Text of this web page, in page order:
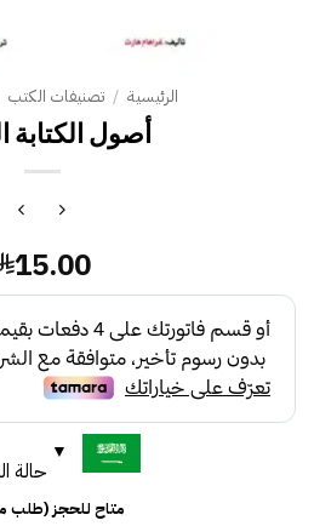
الرئيسية / تصنيفات الكتب
أصول الكتابة
15.00
حالة
متاح للحجز (طلب